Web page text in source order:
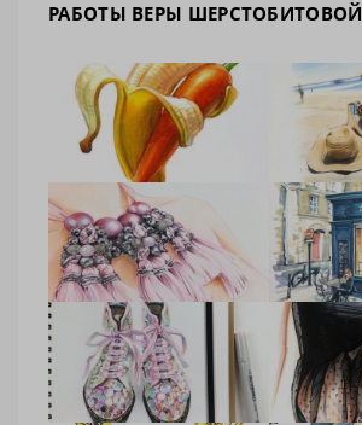
РАБОТЫ ВЕРЫ ШЕРСТОБИТОВОЙ